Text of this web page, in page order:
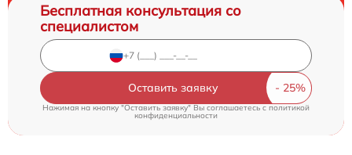
Бесплатная консультация со
специалистом
Оставить заявку
Нажимая на кнопку "Оставить заявку" Вы соглашаетесь cполитикой
конфиденциальности